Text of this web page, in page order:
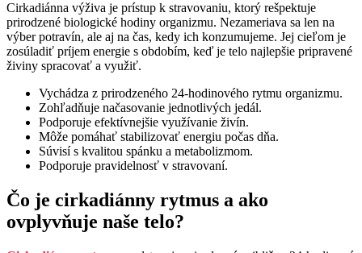
Cirkadiánna výživa je prístup k stravovaniu, ktorý rešpektuje
prirodzené biologické hodiny organizmu. Nezameriava sa len na
výber potravín, ale aj na čas, kedy ich konzumujeme. Jej cieľom je
zosúladiť príjem energie s obdobím, keď je telo najlepšie pripravené
živiny spracovať a využiť.
Vychádza z prirodzeného 24-hodinového rytmu organizmu.
Zohľadňuje načasovanie jednotlivých jedál.
Podporuje efektívnejšie využívanie živín.
Môže pomáhať stabilizovať energiu počas dňa.
Súvisí s kvalitou spánku a metabolizmom.
Podporuje pravidelnosť v stravovaní.
Čo je cirkadiánny rytmus a ako
ovplyvňuje naše telo?